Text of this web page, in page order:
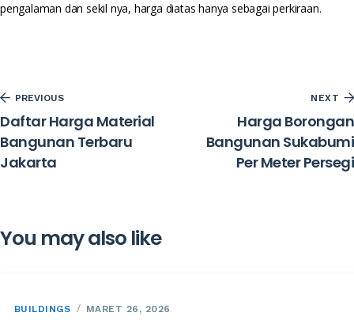
pengalaman dan sekil nya, harga diatas hanya sebagai perkiraan.
PREVIOUS
Daftar Harga Material
Bangunan Terbaru
Jakarta
NEXT
Harga Borongan
Bangunan Sukabumi
Per Meter Persegi
You may also like
BUILDINGS MARET 26, 2026